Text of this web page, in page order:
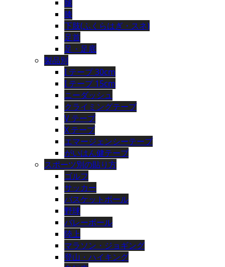
腿
膝
下肢(ふくらはぎ・スネ)
足首
足・足底
製品別
I テープ 30cm
I テープ 15cm
ニーダッシュ
クライミングテープ
V テープ
X テープ
エマージェンシーテープ
がいはん健テープ
スポーツ別の貼り方
ゴルフ
サッカー
バスケットボール
野球
バレーボール
陸上
マラソン・ジョギング
登山・ハイキング